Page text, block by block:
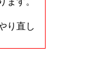
り直し